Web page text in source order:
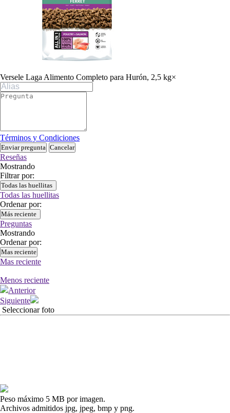
Versele Laga Alimento Completo para Hurón, 2,5 kg×
Términos y Condiciones
Enviar pregunta Cancelar
Reseñas
Mostrando
Filtrar por:
Todas las huellitas
Todas las huellitas
Ordenar por:
Más reciente
Preguntas
Mostrando
Ordenar por:
Mas reciente
Mas reciente
Menos reciente
Anterior
Siguiente
Seleccionar foto
Peso máximo 5 MB por imagen.
Archivos admitidos jpg, jpeg, bmp y png.